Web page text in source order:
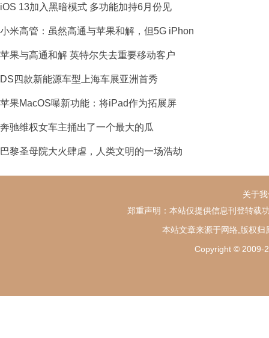
iOS 13加入黑暗模式 多功能加持6月份见
小米高管：虽然高通与苹果和解，但5G iPhon
苹果与高通和解 英特尔失去重要移动客户
DS四款新能源车型上海车展亚洲首秀
苹果MacOS曝新功能：将iPad作为拓展屏
奔驰维权女车主捅出了一个最大的瓜
巴黎圣母院大火肆虐，人类文明的一场浩劫
关于
郑重声明：本站仅提供信息刊登转载
本站文章来源于网络,版权
Copyright © 2009-